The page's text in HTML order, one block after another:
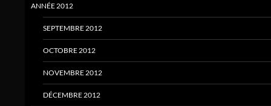
ANNÉE 2012
SEPTEMBRE 2012
OCTOBRE 2012
NOVEMBRE 2012
DÉCEMBRE 2012